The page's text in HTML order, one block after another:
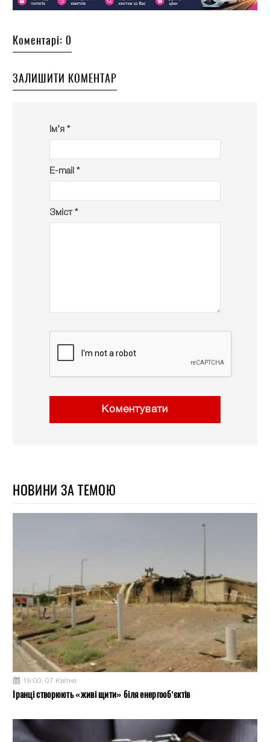
Коментарі: 0
ЗАЛИШИТИ КОМЕНТАР
Ім’я *
E-mail *
Зміст *
Коментувати
НОВИНИ ЗА ТЕМОЮ
19:00, 07 Квітня
Іранці створюють «живі щити» біля енергооб’єктів